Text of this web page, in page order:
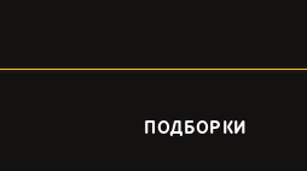
ПОДБОРКИ